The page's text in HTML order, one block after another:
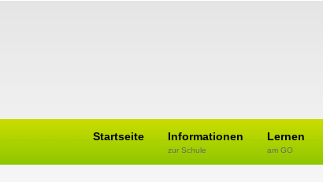
Startseite Informationen
zur Schule
Lernen
am GO